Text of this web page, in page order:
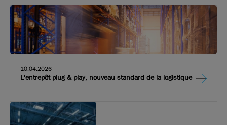
10.04.2026
L'entrepôt plug & play, nouveau standard de la logistique